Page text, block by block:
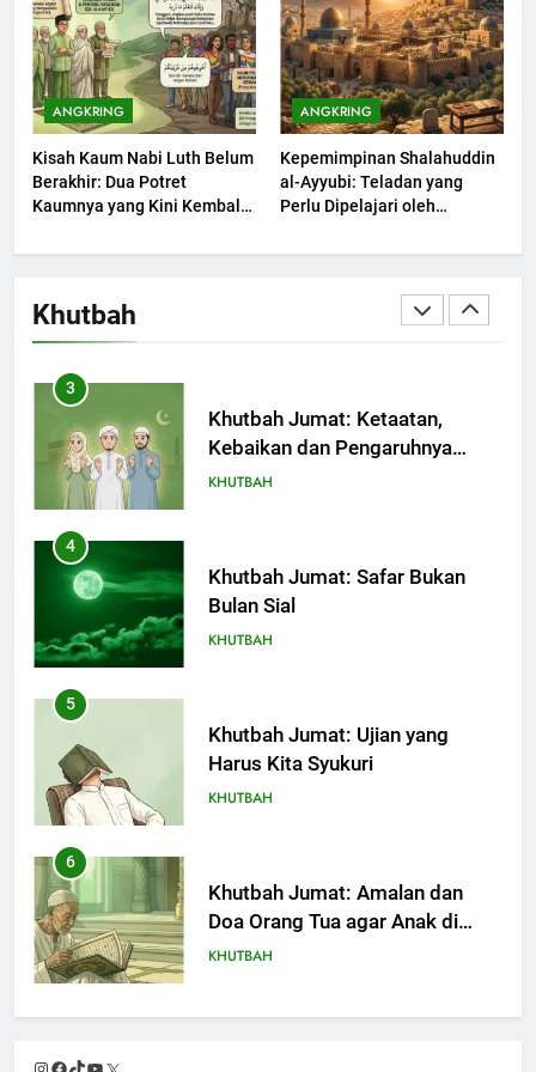
ANGKRING
Kisah Kaum Nabi Luth Belum
Berakhir: Dua Potret
Kaumnya yang Kini Kembali
ANGKRING
Kepemimpinan Shalahuddin
al-Ayyubi: Teladan yang
Perlu Dipelajari oleh
(2)
Khutbah
KHUTBAH
1
Khutbah Jumat: Mengapa Orang
Dengki Tak Akan Pernah
Berjaya?
KHUTBAH
Khutbah Jumat: Melihat
Limpahan Nikmat Allah
3
Khutbah Jumat: Ketaatan,
Kebaikan dan Pengaruhnya
dalam Jiwa Manusia
KHUTBAH
4
Khutbah Jumat: Safar Bukan
Bulan Sial
KHUTBAH
5
Khutbah Jumat: Ujian yang
Harus Kita Syukuri
KHUTBAH
6
Khutbah Jumat: Amalan dan
Doa Orang Tua agar Anak di
Pondok Pesantren Sukses Dunia
KHUTBAH
7